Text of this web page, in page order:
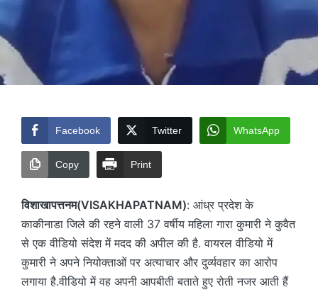
Facebook Twitter WhatsApp
Copy Print
विशाखापत्तनम(VISAKHAPATNAM): आंध्र प्रदेश के
काकीनाडा जिले की रहने वाली 37 वर्षीय महिला गारा कुमारी ने कुवैत
से एक वीडियो संदेश में मदद की अपील की है. वायरल वीडियो में
कुमारी ने अपने नियोक्ताओं पर अत्याचार और दुर्व्यवहार का आरोप
लगाया है.वीडियो में वह अपनी आपबीती बताते हुए रोती नजर आती हैं